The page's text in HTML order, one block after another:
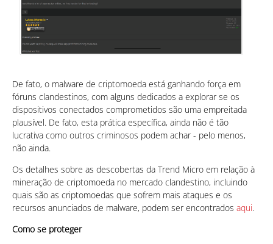
De fato, o malware de criptomoeda está ganhando força em
fóruns clandestinos, com alguns dedicados a explorar se os
dispositivos conectados comprometidos são uma empreitada
plausível. De fato, esta prática específica, ainda não é tão
lucrativa como outros criminosos podem achar - pelo menos,
não ainda.
Os detalhes sobre as descobertas da Trend Micro em relação à
mineração de criptomoeda no mercado clandestino, incluindo
quais são as criptomoedas que sofrem mais ataques e os
recursos anunciados de malware, podem ser encontrados aqui.
Como se proteger